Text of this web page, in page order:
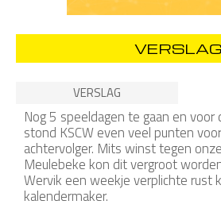
VERSLAG
VERSLAG
Nog 5 speeldagen te gaan en voor
stond KSCW even veel punten
achtervolger. Mits winst tegen
Meulebeke kon dit vergroot
Wervik een weekje verplichte rust
kalendermaker.